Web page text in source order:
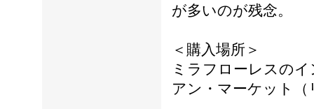
が多いのが残念。
＜購入場所＞
ミラフローレスの
アン・マーケット（